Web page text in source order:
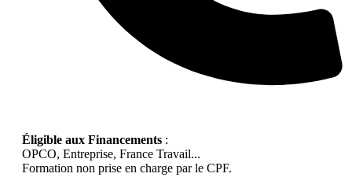
Éligible aux Financements :
OPCO, Entreprise, France Travail...
Formation non prise en charge par le CPF.